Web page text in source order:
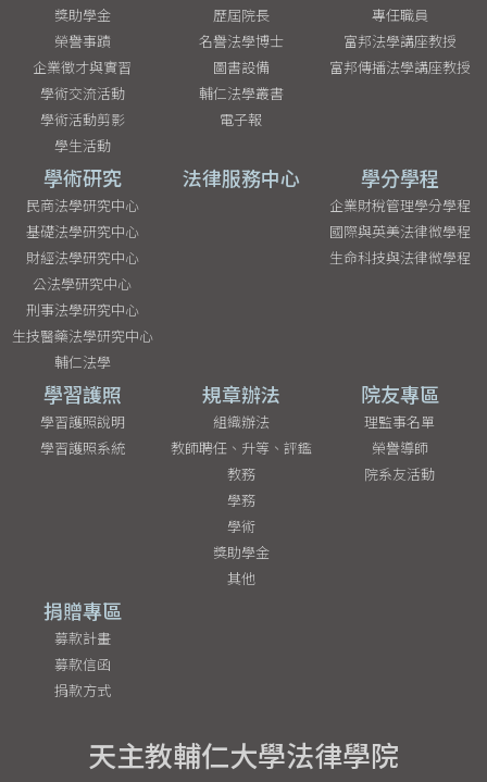
獎助學金
榮譽事蹟
企業徵才與實習
學術交流活動
學術活動剪影
學生活動
歷屆院長
名譽法學博士
圖書設備
輔仁法學叢書
電子報
專任職員
富邦法學講座教授
富邦傳播法學講座教授
學術研究
民商法學研究中心
基礎法學研究中心
財經法學研究中心
公法學研究中心
刑事法學研究中心
生技醫藥法學研究中心
輔仁法學
法律服務中心 學分學程
企業財稅管理學分學程
國際與英美法律微學程
生命科技與法律微學程
學習護照
學習護照說明
學習護照系統
規章辦法
組織辦法
教師聘任、升等、評鑑
教務
學務
學術
獎助學金
其他
院友專區
理監事名單
榮譽導師
院系友活動
捐贈專區
募款計畫
募款信函
捐款方式
天主教輔仁大學法律學院